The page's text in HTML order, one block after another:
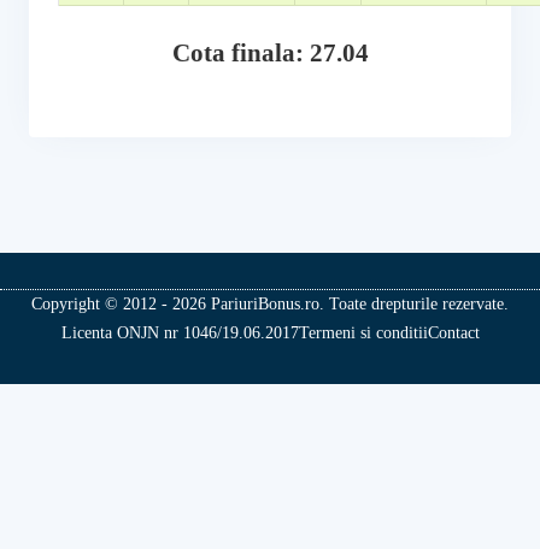
Cota finala: 27.04
Copyright © 2012 - 2026 PariuriBonus.ro. Toate drepturile rezervate.
Licenta ONJN nr 1046/19.06.2017Termeni si conditiiContact